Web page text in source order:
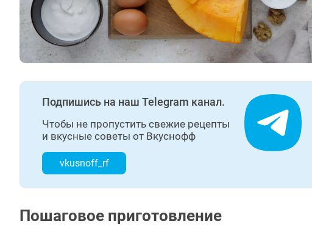
Подпишись на наш Telegram канал.
Чтобы не пропустить свежие рецепты
и вкусные советы от Вкуснофф
vkusnoff_rf
Пошаговое приготовление